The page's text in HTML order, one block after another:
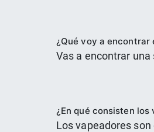
¿Qué voy a encontrar
Vas a encontrar
¿En qué consisten los
Los vapeadores